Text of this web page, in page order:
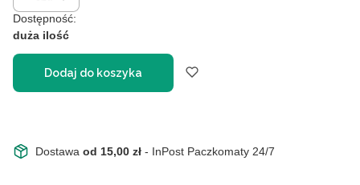
Dostępność:
duża ilość
Dodaj do koszyka
Dostawa od 15,00 zł - InPost Paczkomaty 24/7